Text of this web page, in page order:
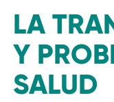
LA
Y
SALUD